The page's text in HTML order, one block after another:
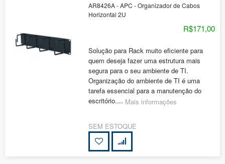
AR8426A - APC - Organizador de Cabos
Horizontal 2U
R$171,00
Solução para Rack muito eficiente para
quem deseja fazer uma estrutura mais
segura para o seu ambiente de TI.
Organização do ambiente de TI é uma
tarefa essencial para a manutenção do
escritório.... Mais informações
SEM ESTOQUE